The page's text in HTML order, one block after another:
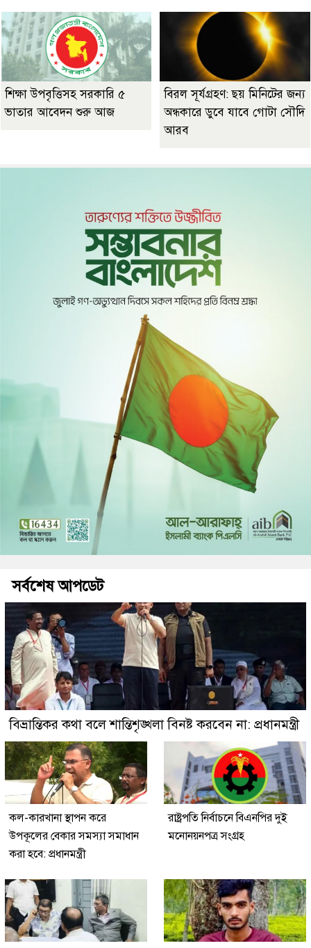
শিক্ষা উপবৃত্তিসহ সরকারি ৫
ভাতার আবেদন শুরু আজ
বিরল সূর্যগ্রহণ: ছয় মিনিটের জন্য
অন্ধকারে ডুবে যাবে গোটা সৌদি
আরব
সর্বশেষ আপডেট
বিভ্রান্তিকর কথা বলে শান্তিশৃঙ্খলা বিনষ্ট করবেন না: প্রধানমন্ত্রী
কল-কারখানা স্থাপন করে
উপকূলের বেকার সমস্যা সমাধান
করা হবে: প্রধানমন্ত্রী
রাষ্ট্রপতি নির্বাচনে বিএনপির দুই
মনোনয়নপত্র সংগ্রহ